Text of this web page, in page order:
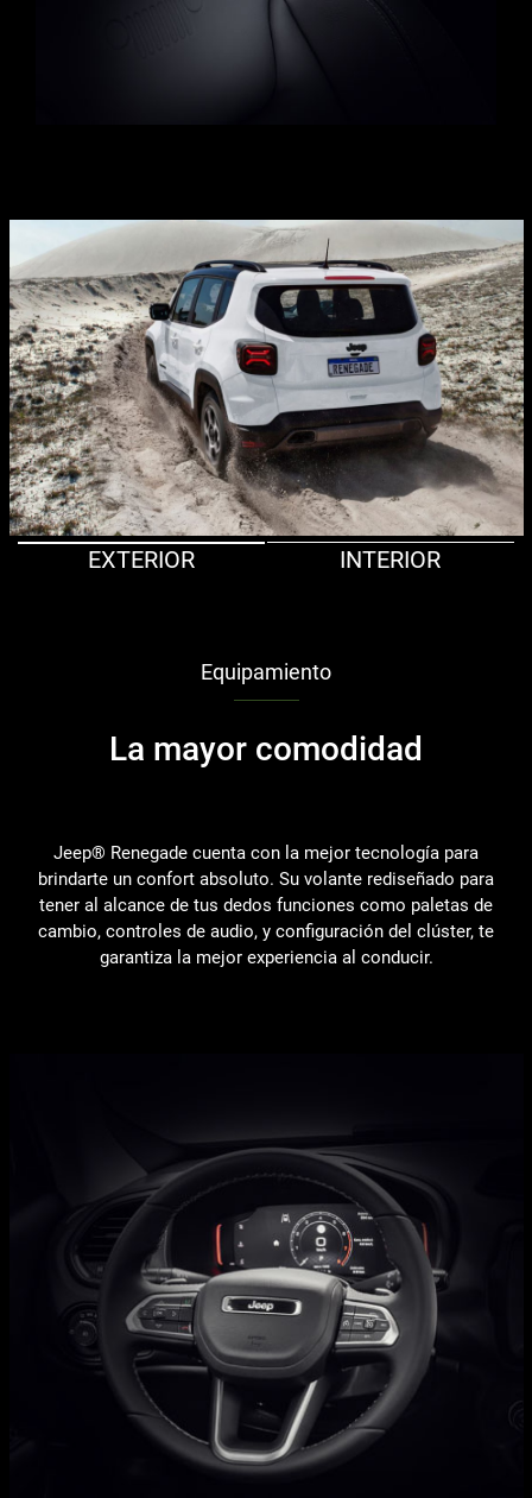
EXTERIOR INTERIOR
Equipamiento
La mayor comodidad
Jeep® Renegade cuenta con la mejor tecnología para
brindarte un confort absoluto. Su volante rediseñado para
tener al alcance de tus dedos funciones como paletas de
cambio, controles de audio, y configuración del clúster, te
garantiza la mejor experiencia al conducir.